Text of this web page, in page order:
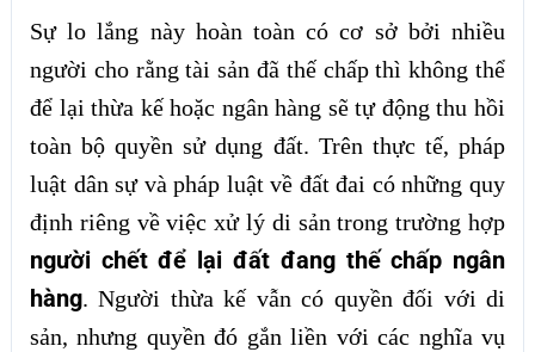
Sự lo lắng này hoàn toàn có cơ sở bởi nhiều
người cho rằng tài sản đã thế chấp thì không thể
để lại thừa kế hoặc ngân hàng sẽ tự động thu hồi
toàn bộ quyền sử dụng đất. Trên thực tế, pháp
luật dân sự và pháp luật về đất đai có những quy
định riêng về việc xử lý di sản trong trường hợp
người chết để lại đất đang thế chấp ngân
hàng. Người thừa kế vẫn có quyền đối với di
sản, nhưng quyền đó gắn liền với các nghĩa vụ